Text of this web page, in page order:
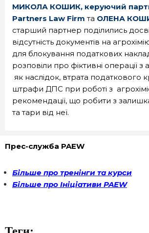
МИКОЛА КОШИК, керуючий
Partners Law Firm та ОЛЕНА
старший партнер поділились
відсутність документів на
для блокування податкових
розповіли про фіктивні операції з
як наслідок, втрата податкового
штрафи ДПС при роботі з
рекомендації, що робити з
та тари від неї.
Прес-служба PAEW
Більше про тренінги та курси
Більше про Ініціативи PAEW